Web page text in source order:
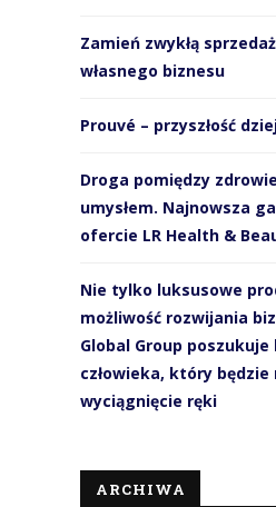
Zamień zwykłą
własnego biznesu
Prouvé – przyszłość
Droga pomiędzy
umysłem. Najnowsza
ofercie LR Health &
Nie tylko luksusowe
możliwość rozwijania
Global Group
człowieka, który
wyciągnięcie ręki
ARCHIWA